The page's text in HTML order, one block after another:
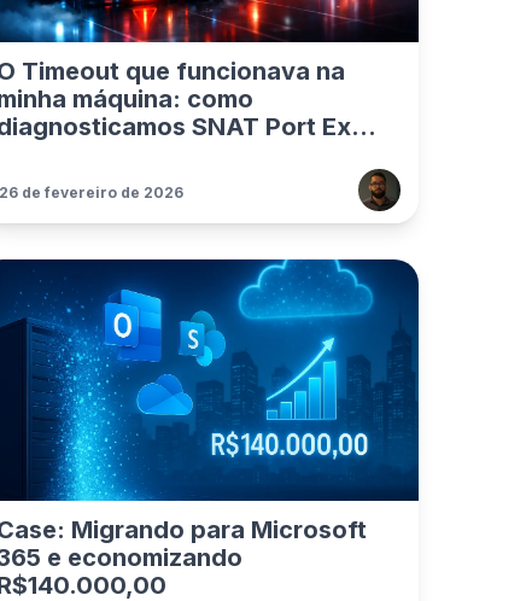
Timeout que funcionava na
máquina: como
SNAT Port Ex...
26 de fevereiro de 2026
Migrando para Microsoft
e economizando